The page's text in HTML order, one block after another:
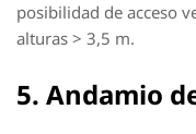
posibilidad de acceso
alturas > 3,5 m.
5. Andamio